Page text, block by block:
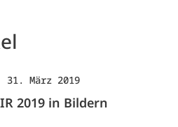
31. März 2019
2019 in Bildern